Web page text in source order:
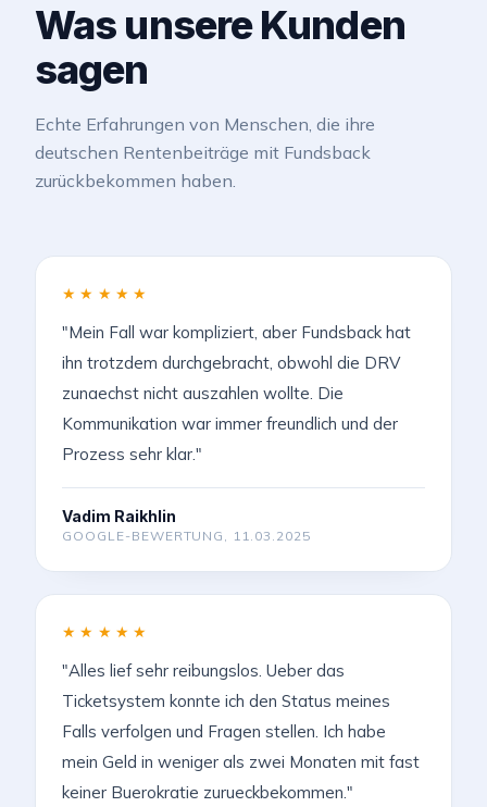
Was unsere Kunden
sagen
Echte Erfahrungen von Menschen, die ihre
deutschen Rentenbeiträge mit Fundsback
zurückbekommen haben.
★★★★★
"Mein Fall war kompliziert, aber Fundsback hat
ihn trotzdem durchgebracht, obwohl die DRV
zunaechst nicht auszahlen wollte. Die
Kommunikation war immer freundlich und der
Prozess sehr klar."
Vadim Raikhlin
GOOGLE-BEWERTUNG, 11.03.2025
★★★★★
"Alles lief sehr reibungslos. Ueber das
Ticketsystem konnte ich den Status meines
Falls verfolgen und Fragen stellen. Ich habe
mein Geld in weniger als zwei Monaten mit fast
keiner Buerokratie zurueckbekommen."